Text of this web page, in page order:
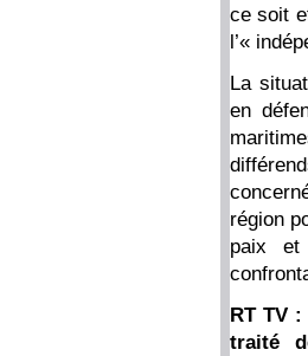
ce soit
l’«
La
en
région
paix et
RT TV
traité